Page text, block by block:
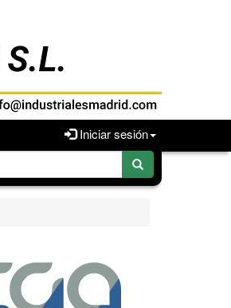
Iniciar sesión